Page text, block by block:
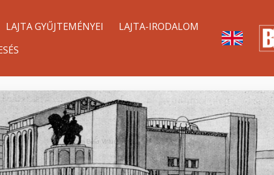
LAJTA GYŰJTEMÉNYEI
LAJTA-IRODALOM